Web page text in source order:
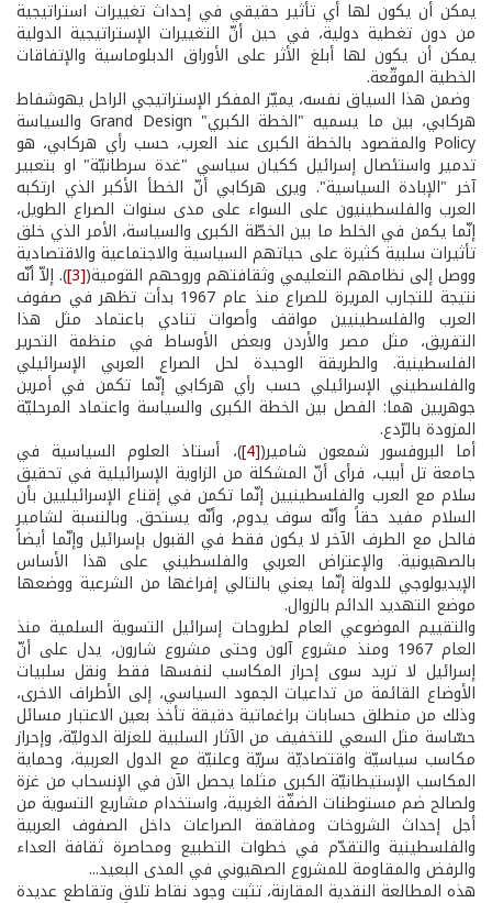
يمكن أن يكون لها أي تأثير حقيقي في إحداث تغييرات استراتيجية
من دون تغطية دولية، في حين أنّ التغييرات الإستراتيجية الدولية
يمكن أن يكون لها أبلغ الأثر على الأوراق الدبلوماسية والإتفاقات
الخطية الموقّعة.
وضمن هذا السياق نفسه، يميّز المفكر الإستراتيجي الراحل يهوشفاط
هركابي، بين ما يسميه "الخطة الكبري" Grand Design والسياسة
Policy والمقصود بالخطة الكبرى عند العرب، حسب رأي هركابي، هو
تدمير واستئصال إسرائيل ككيان سياسي "غدة سرطانيّة" او بتعبير
آخر "الإبادة السياسية". ويرى هركابي أنّ الخطأ الأكبر الذي ارتكبه
العرب والفلسطينيون على السواء على مدى سنوات الصراع الطويل،
إنّما يكمن في الخلط ما بين الخطّة الكبرى والسياسة، الأمر الذي خلق
تأثيرات سلبية كثيرة على حياتهم السياسية والاجتماعية والاقتصادية
ووصل إلى نظامهم التعليمي وثقافتهم وروحهم القومية([3] ). إلاّ أنّه
نتيجة للتجارب المريرة للصراع منذ عام 1967 بدأت تظهر في صفوف
العرب والفلسطينيين مواقف وأصوات تنادي باعتماد مثل هذا
التفريق، مثل مصر والأردن وبعض الأوساط في منظمة التحرير
الفلسطينية. والطريقة الوحيدة لحل الصراع العربي الإسرائيلي
والفلسطيني الإسرائيلي حسب رأي هركابي إنّما تكمن في أمرين
جوهريين هما: الفصل بين الخطة الكبرى والسياسة واعتماد المرحليّة
المزودة بالرّدع.
أما البروفسور شمعون شامير([4] )، أستاذ العلوم السياسية في
جامعة تل أبيب، فرأى أنّ المشكلة من الزاوية الإسرائيلية في تحقيق
سلام مع العرب والفلسطينيين إنّما تكمن في إقناع الإسرائيليين بأن
السلام مفيد حقاً وأنّه سوف يدوم، وأنّه يستحق. وبالنسبة لشامير
فالحل مع الطرف الآخر لا يكون فقط في القبول بإسرائيل وإنّما أيضاً
بالصهيونية. والإعتراض العربي والفلسطيني على هذا الأساس
الإيديولوجي للدولة إنّما يعني بالتالي إفراغها من الشرعية ووضعها
موضع التهديد الدائم بالزوال.
والتقييم الموضوعي العام لطروحات إسرائيل التسوية السلمية منذ
العام 1967 ومنذ مشروع آلون وحتى مشروع شارون، يدل على أنّ
إسرائيل لا تريد سوى إحراز المكاسب لنفسها فقط ونقل سلبيات
الأوضاع القائمة من تداعيات الجمود السياسي، إلى الأطراف الاخرى،
وذلك من منطلق حسابات براغماتية دقيقة تأخذ بعين الاعتبار مسائل
حسّاسة مثل السعي للتخفيف من الآثار السلبية للعزلة الدوليّة، وإحراز
مكاسب سياسيّة واقتصاديّة سريّة وعلنيّة مع الدول العربية، وحماية
المكاسب الإستيطانيّة الكبرى مثلما يحصل الآن في الإنسحاب من غزة
ولصالح ضم مستوطنات الضفّة الغربية، واستخدام مشاريع التسوية من
أجل إحداث الشروخات ومفاقمة الصراعات داخل الصفوف العربية
والفلسطينية والتقدّم في خطوات التطبيع ومحاصرة ثقافة العداء
والرفض والمقاومة للمشروع الصهيوني في المدى البعيد...
هذه المطالعة النقدية المقارنة، تثبت وجود نقاط تلاقٍ وتقاطع عديدة